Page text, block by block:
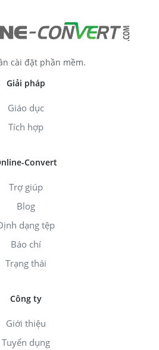
cài đặt phần mềm.
Giải pháp
Giáo dục
Tích hợp
Convert
Trợ giúp
Blog
dạng tệp
Báo chí
Trạng thái
Công ty
Giới thiệu
Tuyển dụng